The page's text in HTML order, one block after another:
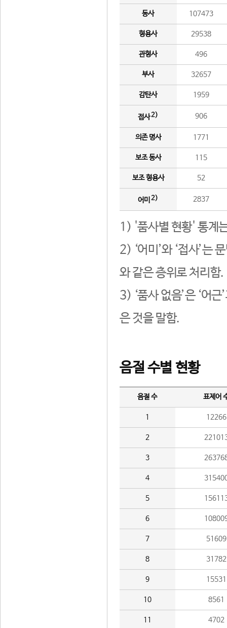
동사 107473
형용사 29538
관형사 496
부사 32657
감탄사 1959
접사2) 906
의존 명사 1771
보조 동사 115
보조 형용사 52
어미 2) 2837
1) '품사별 현황' 통계
2) ‘어미’와 ‘접사’는
와 같은 층위로 처리함.
3) ‘품사 없음’은 ‘어
은 것을 말함.
음절 수별 현황
음절 수 표제어
1 12266
2
3
4
5
6
7 51609
8 31782
9 15531
10 8561
11 4702